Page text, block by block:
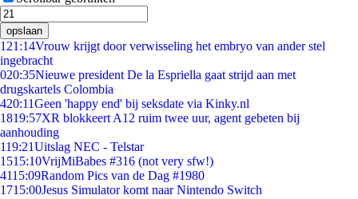
opslaan
1 21:14Vrouw krijgt door verwisseling het embryo van ander stel
ingebracht
020:35Nieuwe president De la Espriella gaat strijd aan met
drugskartels Colombia
420:11Geen 'happy end' bij seksdate via Kinky.nl
1819:57XR blokkeert A12 ruim twee uur, agent gebeten bij
aanhouding
119:21Uitslag NEC - Telstar
1515:10VrijMiBabes #316 (not very sfw!)
4115:09Random Pics van de Dag #1980
1715:00Jesus Simulator komt naar Nintendo Switch